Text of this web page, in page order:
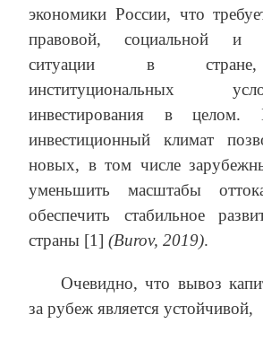
экономики России, что
правовой, социальной и
ситуации в стране,
институциональных
инвестирования в целом.
инвестиционный климат
новых, в том числе
уменьшить масштабы
обеспечить стабильное
страны [1] (Burov, 2019).
Очевидно, что вывоз
за рубеж является устойчивой,